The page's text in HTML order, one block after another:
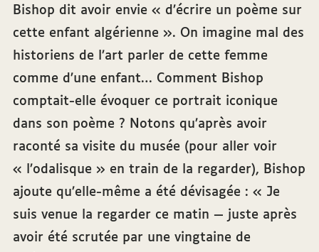
Bishop dit avoir envie « d’écrire un poème sur
cette enfant algérienne ». On imagine mal des
historiens de l’art parler de cette femme
comme d’une enfant… Comment Bishop
comptait-elle évoquer ce portrait iconique
dans son poème ? Notons qu’après avoir
raconté sa visite du musée (pour aller voir
« l’odalisque » en train de la regarder), Bishop
ajoute qu’elle-même a été dévisagée : « Je
suis venue la regarder ce matin — juste après
avoir été scrutée par une vingtaine de